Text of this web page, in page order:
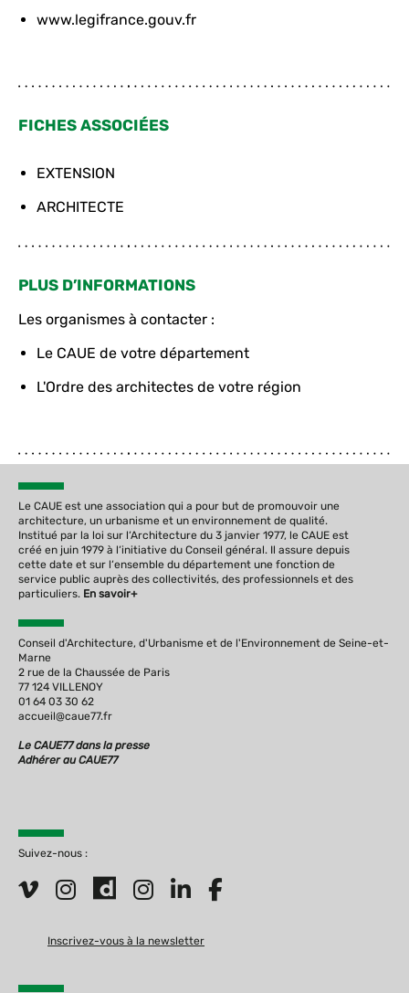
www.legifrance.gouv.fr
FICHES ASSOCIÉES
EXTENSION
ARCHITECTE
PLUS D’INFORMATIONS
Les organismes à contacter :
Le CAUE de votre département
L'Ordre des architectes de votre région
Le CAUE est une association qui a pour but de promouvoir une
architecture, un urbanisme et un environnement de qualité.
Institué par la loi sur l‘Architecture du 3 janvier 1977, le CAUE est
créé en juin 1979 à l‘initiative du Conseil général. Il assure depuis
cette date et sur l‘ensemble du département une fonction de
service public auprès des collectivités, des professionnels et des
particuliers. En savoir+
Conseil d'Architecture, d'Urbanisme et de l'Environnement de Seine-et-
Marne
2 rue de la Chaussée de Paris
77 124 VILLENOY
01 64 03 30 62
accueil@caue77.fr
Le CAUE77 dans la presse
Adhérer au CAUE77
Suivez-nous :
Inscrivez-vous à la newsletter